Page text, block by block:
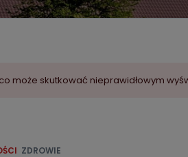
może skutkować nieprawidłowym
ZDROWIE